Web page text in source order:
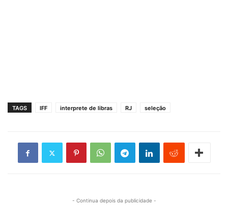
TAGS IFF interprete de libras RJ seleção
- Continua depois da publicidade -